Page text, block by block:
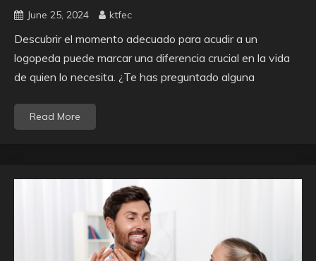
June 25, 2024 ktfec
Descubrir el momento adecuado para acudir a un
logopeda puede marcar una diferencia crucial en la vida
de quien lo necesita. ¿Te has preguntado alguna
Read More